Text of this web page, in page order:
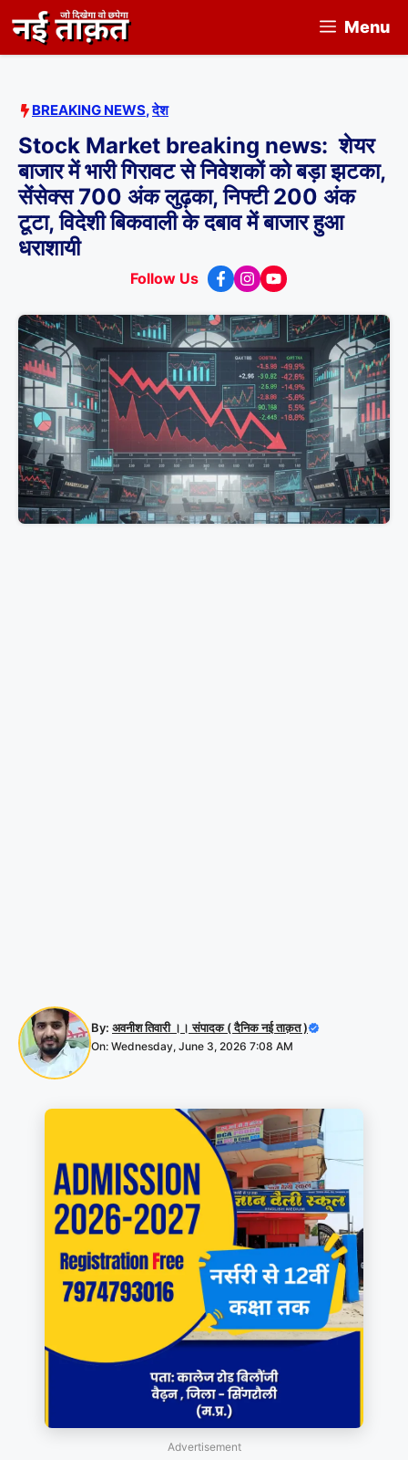
to
content
Menu
BREAKING NEWS,देश
Stock Market breaking news: शेयर
बाजार में भारी गिरावट से निवेशकों को बड़ा झटका,
सेंसेक्स 700 अंक लुढ़का, निफ्टी 200 अंक
टूटा, विदेशी बिकवाली के दबाव में बाजार हुआ
धराशायी
Follow Us
By: अवनीश तिवारी ।। संपादक ( दैनिक नई ताक़त )
On: Wednesday, June 3, 2026 7:08 AM
Advertisement